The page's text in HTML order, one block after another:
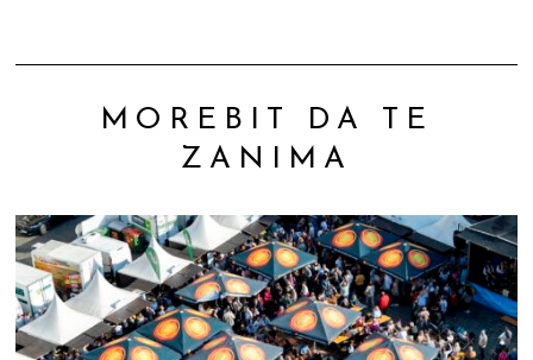
MOREBIT DA TE
ZANIMA